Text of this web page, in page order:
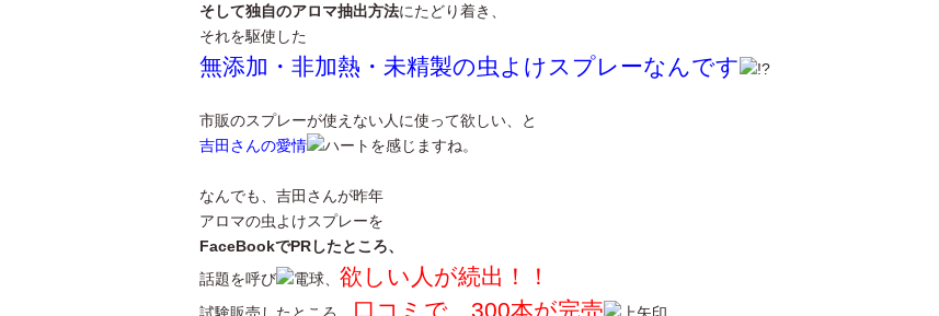
そして独自のアロマ抽出方法にたどり着き、
それを駆使した
無添加・非加熱・未精製の虫よけスプレーなんです
市販のスプレーが使えない人に使って欲しい、と
吉田さんの愛情
を感じますね。
なんでも、吉田さんが昨年
アロマの虫よけスプレーを
FaceBookでPRしたところ、
話題を呼び
欲しい人が続出！！
口コミで、300本が完売